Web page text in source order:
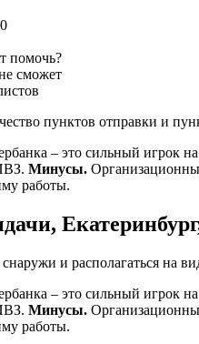
помочь?
сможет
пунктов отправки и
– это сильный игрок
Минусы.
работы.
и располагаться на
– это сильный игрок
Минусы.
работы.